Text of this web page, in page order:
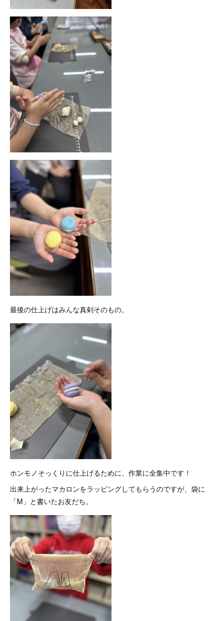
最後の仕上げはみんな真剣そのもの。
ホンモノそっくりに仕上げるために、作業に全集中です！
出来上がったマカロンをラッピングしてもらうのですが、袋に
「M」と書いたお友だち。